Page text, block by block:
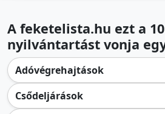
A feketelista.hu ezt a
nyilvántartást vonja
Adóvégrehajtások
Csődeljárások